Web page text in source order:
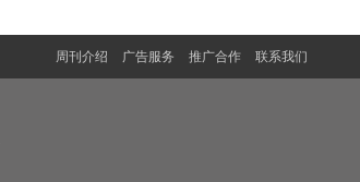
周刊介绍 广告服务 推广合作 联系我们